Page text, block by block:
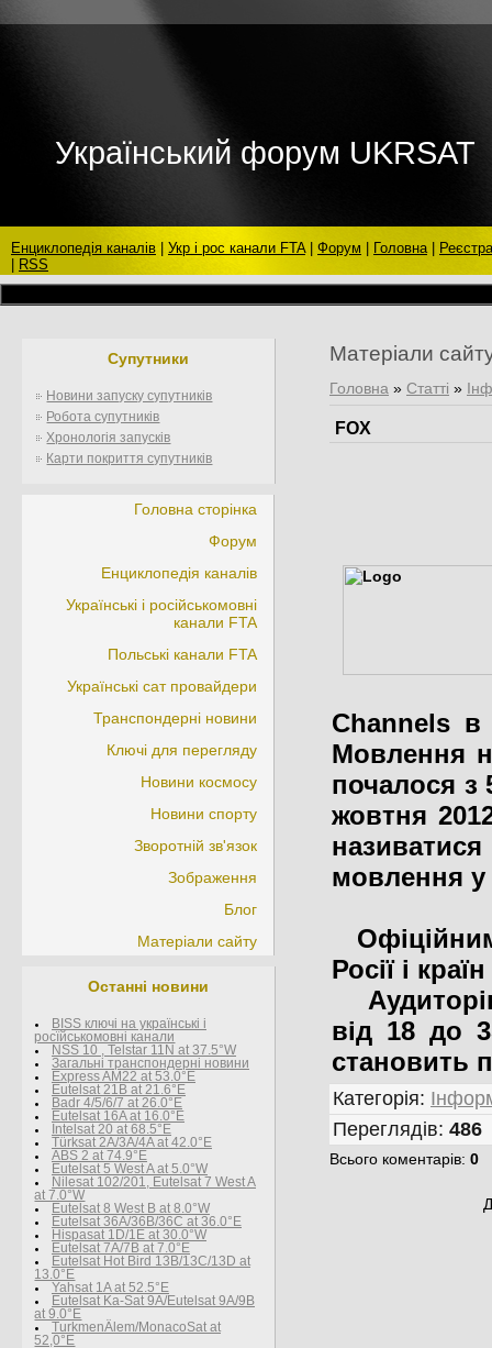
Український форум UKRSAT
Енциклопедія каналів Укр і рос канали FTA| Форум Головна|
RSS
Супутники
Новини запуску супутників
Робота супутників
Хронологія запусків
Карти покриття супутників
Головна сторінка
Форум
Енциклопедія каналів
Українські і російськомовні
канали FTA
Польські канали FTA
Українські сат провайдери
Транспондерні новини
Ключі для перегляду
Новини космосу
Новини спорту
Зворотній зв'язок
Зображення
Блог
Матеріали сайту
Останні новини
BISS ключі на українські і
росїйськомовні канали
NSS 10 , Telstar 11N at 37.5°W
Загальні транспондерні новини
Express AM22 at 53.0°E
Eutelsat 21B at 21.6°E
Badr 4/5/6/7 at 26.0°E
Eutelsat 16A at 16.0°E
Intelsat 20 at 68.5°E
Türksat 2A/3A/4A at 42.0°E
ABS 2 at 74.9°E
Eutelsat 5 West A at 5.0°W
Nilesat 102/201, Eutelsat 7 West A
at 7.0°W
Eutelsat 8 West В at 8.0°W
Eutelsat 36A/36B/36C at 36.0°E
Hispasat 1D/1E at 30.0°W
Eutelsat 7A/7B at 7.0°E
Eutelsat Hot Bird 13B/13C/13D at
13.0°E
Yahsat 1A at 52.5°E
Eutelsat Ka-Sat 9A/Eutelsat 9A/9B
at 9.0°E
TurkmenÄlem/MonacoSat at
52,0°E
Матеріали
Головна » Статті »
FOX
Channels в
Мовлення
почалося з
жовтня
мовлення у
Росії і
від 18 до
становить
Категорія:
Переглядів: 486
Всього коментарів: 0